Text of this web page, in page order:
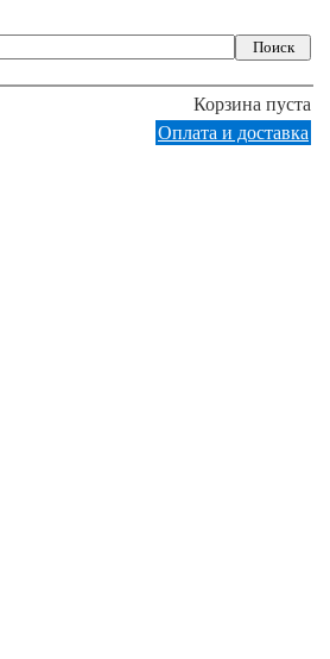
Корзина пуста
Оплата и доставка